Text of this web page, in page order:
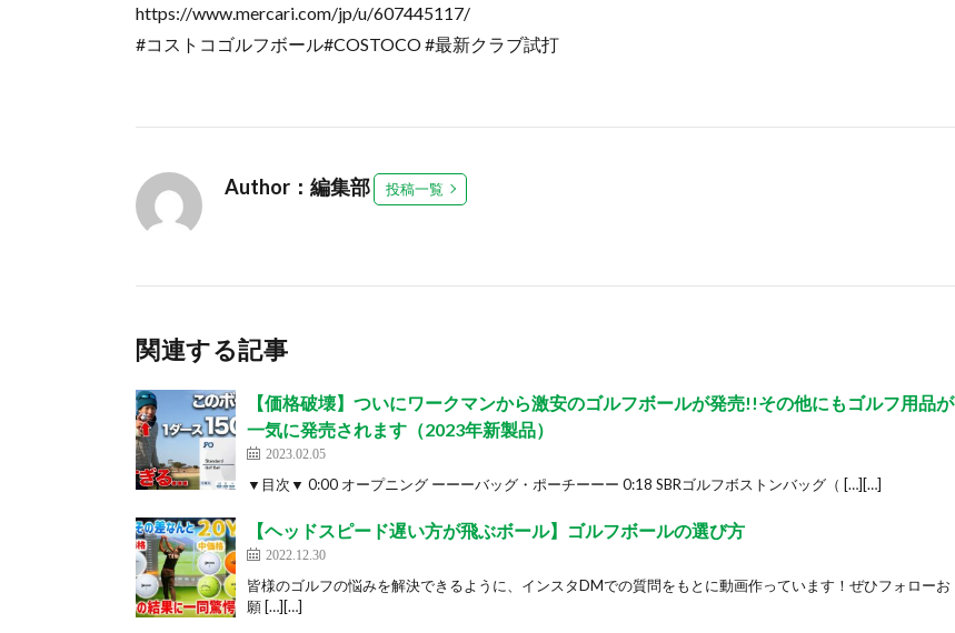
https://www.mercari.com/jp/u/607445117/
#コストコゴルフボール#COSTOCO #最新クラブ試打
Author：編集部 投稿一覧
関連する記事
【価格破壊】ついにワークマンから激安のゴルフボールが発売!!その他にもゴルフ用品が
一気に発売されます（2023年新製品）
2023.02.05
▼目次▼ 0:00 オープニング ーーーバッグ・ポーチーーー 0:18 SBRゴルフボストンバッグ（ […][…]
【ヘッドスピード遅い方が飛ぶボール】ゴルフボールの選び方
2022.12.30
皆様のゴルフの悩みを解決できるように、インスタDMでの質問をもとに動画作っています！ぜひフォローお
願 […][…]